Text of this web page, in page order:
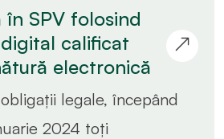
SPV folosind
calificat
electronică
legale, începând
2024 toți